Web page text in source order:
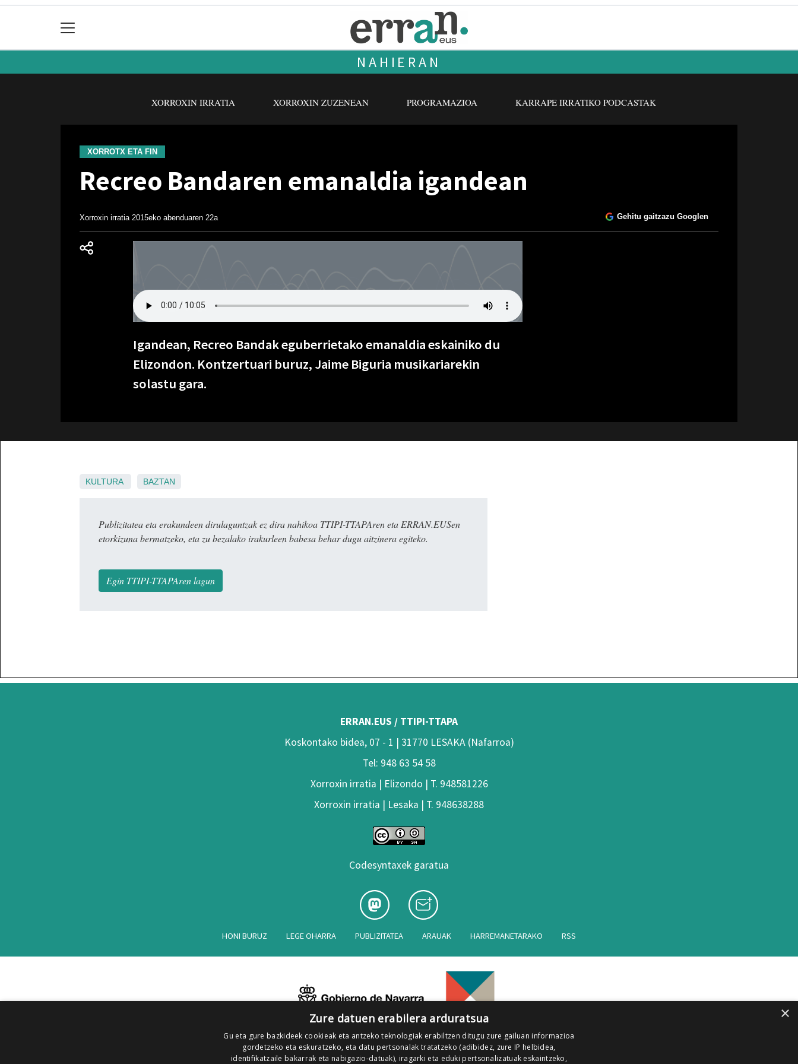
NAHIERAN
XORROXIN IRRATIA XORROXIN ZUZENEAN PROGRAMAZIOA KARRAPE IRRATIKO PODCASTAK
XORROTX ETA FIN
Recreo Bandaren emanaldia igandean
Xorroxin irratia 2015eko abenduaren 22a Gehitu gaitzazu Googlen
Igandean, Recreo Bandak eguberrietako emanaldia eskainiko du
Elizondon. Kontzertuari buruz, Jaime Biguria musikariarekin
solastu gara.
KULTURA BAZTAN
Publizitatea eta erakundeen dirulaguntzak ez dira nahikoa TTIPI-TTAPAren eta ERRAN.EUSen
etorkizuna bermatzeko, eta zu bezalako irakurleen babesa behar dugu aitzinera egiteko.
Egin TTIPI-TTAPAren lagun
ERRAN.EUS / TTIPI-TTAPA
Koskontako bidea, 07 - 1 | 31770 LESAKA (Nafarroa)
Tel: 948 63 54 58
Xorroxin irratia | Elizondo | T. 948581226
Xorroxin irratia | Lesaka | T. 948638288
Codesyntaxek garatua
HONI BURUZ LEGE OHARRA PUBLIZITATEA ARAUAK HARREMANETARAKO RSS
×
Zure datuen erabilera arduratsua
Gu eta gure bazkideek cookieak eta antzeko teknologiak erabiltzen ditugu zure gailuan informazioa
gordetzeko eta eskuratzeko, eta datu pertsonalak tratatzeko (adibidez, zure IP helbidea,
identifikatzaile bakarrak eta nabigazio-datuak), iragarki eta eduki pertsonalizatuak eskaintzeko,